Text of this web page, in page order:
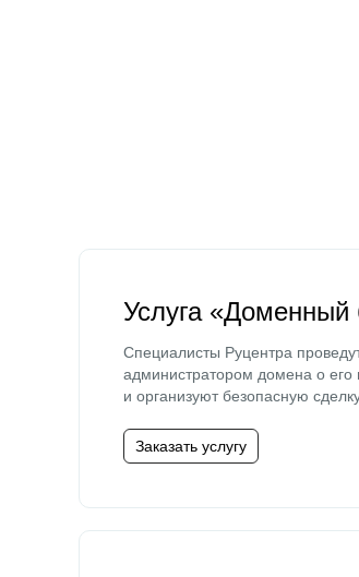
Услуга «Доменный
Специалисты Руцентра
администратором домена о
и организуют безопасную
Заказать услугу